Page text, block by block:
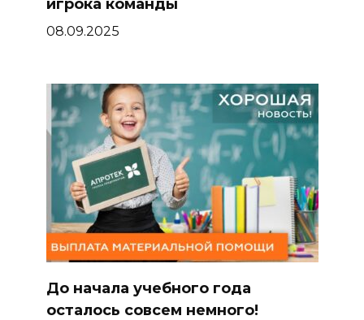
игрока команды
08.09.2025
До начала учебного года
осталось совсем немного!